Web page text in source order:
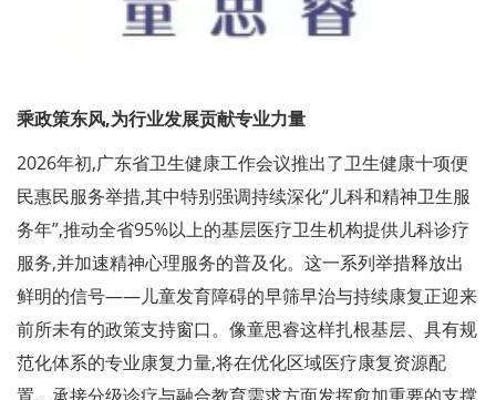
乘政策东风,为行业发展贡献专业力量
2026年初,广东省卫生健康工作会议推出了卫生健康十项便
民惠民服务举措,其中特别强调持续深化“儿科和精神卫生服
务年”,推动全省95%以上的基层医疗卫生机构提供儿科诊疗
服务,并加速精神心理服务的普及化。这一系列举措释放出
鲜明的信号——儿童发育障碍的早筛早治与持续康复正迎来
前所未有的政策支持窗口。像童思睿这样扎根基层、具有规
范化体系的专业康复力量,将在优化区域医疗康复资源配